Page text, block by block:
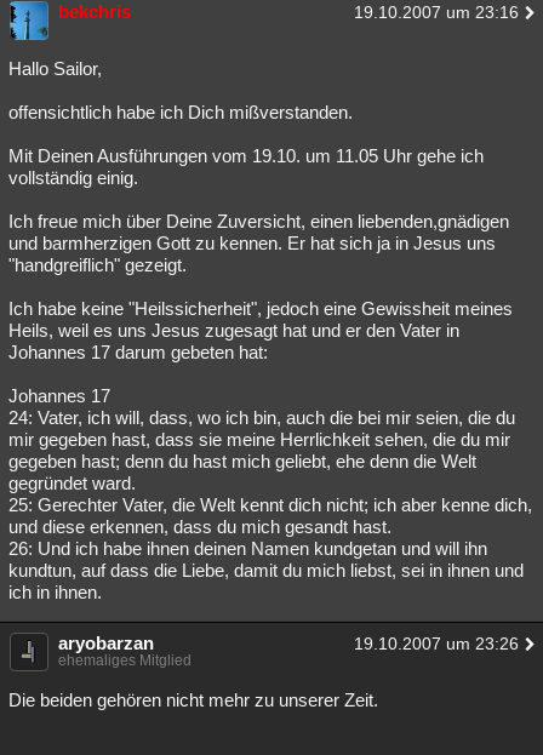
bekchris 19.10.2007 um 23:16
Hallo Sailor,
offensichtlich habe ich Dich mißverstanden.
Mit Deinen Ausführungen vom 19.10. um 11.05 Uhr gehe ich
vollständig einig.
Ich freue mich über Deine Zuversicht, einen liebenden,gnädigen
und barmherzigen Gott zu kennen. Er hat sich ja in Jesus uns
"handgreiflich" gezeigt.
Ich habe keine "Heilssicherheit", jedoch eine Gewissheit meines
Heils, weil es uns Jesus zugesagt hat und er den Vater in
Johannes 17 darum gebeten hat:
Johannes 17
24: Vater, ich will, dass, wo ich bin, auch die bei mir seien, die du
mir gegeben hast, dass sie meine Herrlichkeit sehen, die du mir
gegeben hast; denn du hast mich geliebt, ehe denn die Welt
gegründet ward.
25: Gerechter Vater, die Welt kennt dich nicht; ich aber kenne dich,
und diese erkennen, dass du mich gesandt hast.
26: Und ich habe ihnen deinen Namen kundgetan und will ihn
kundtun, auf dass die Liebe, damit du mich liebst, sei in ihnen und
ich in ihnen.
aryobarzan 19.10.2007 um 23:26
ehemaliges Mitglied
Die beiden gehören nicht mehr zu unserer Zeit.